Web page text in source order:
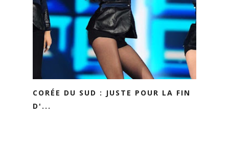
CORÉE DU SUD : JUSTE POUR LA FIN
D'...